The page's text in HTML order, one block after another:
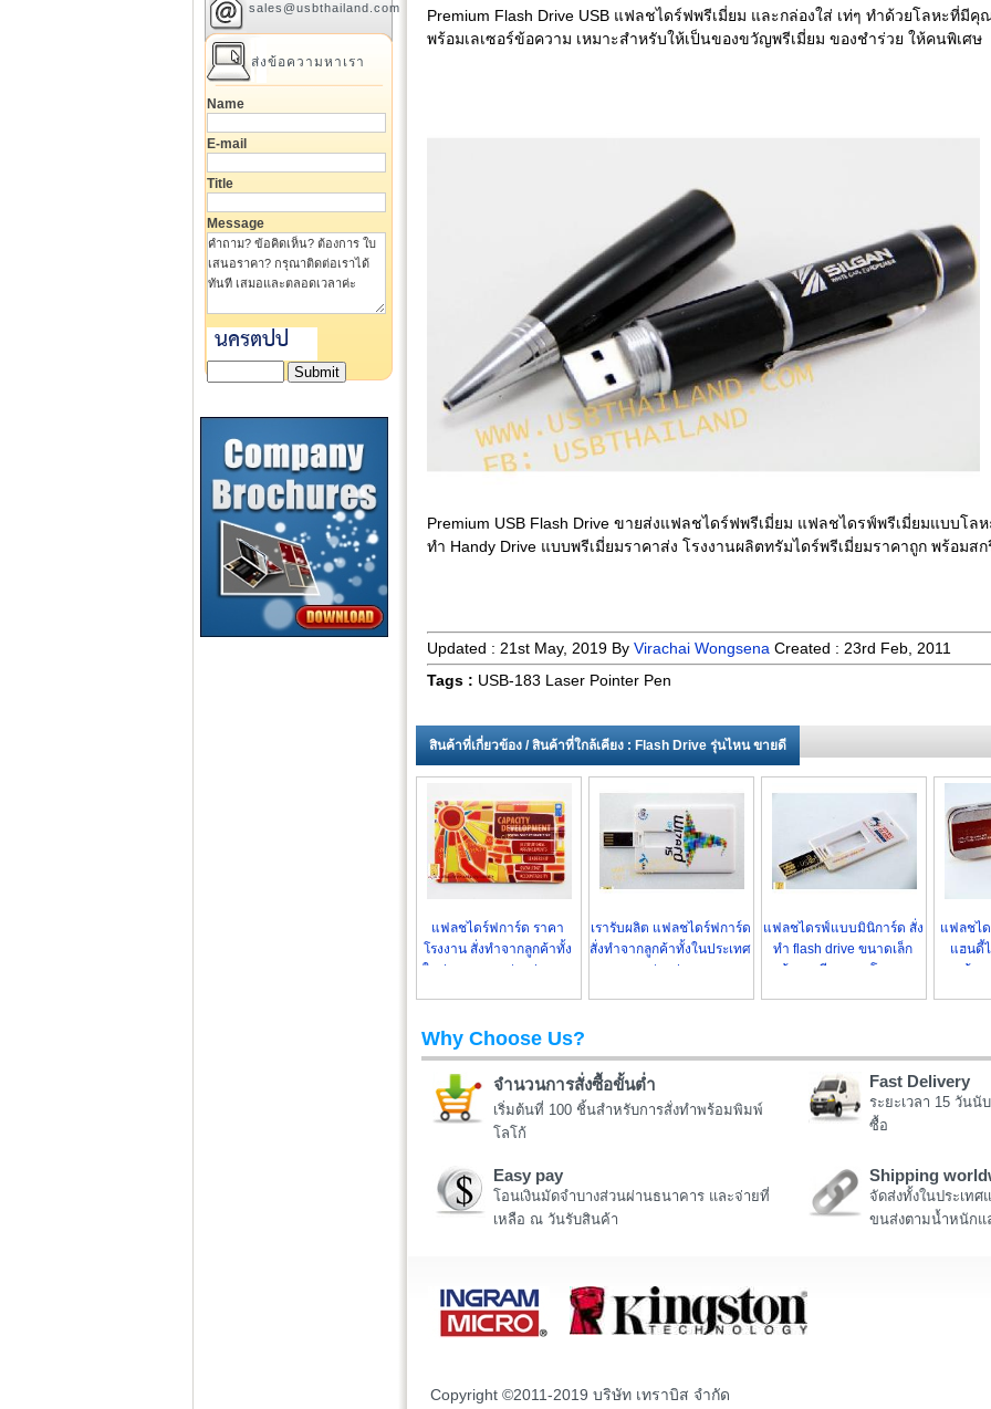
Premium Flash Drive USB แฟลชไดร์ฟพรีเมี่ยม และกล่องใส่ เท่ๆ ทำด้วยโลหะที่มีคุ
พร้อมเลเซอร์ข้อความ เหมาะสำหรับให้เป็นของขวัญพรีเมี่ยม ของชำร่วย ให้คนพิเศษ
Premium USB Flash Drive ขายส่งแฟลชไดร์ฟพรีเมี่ยม แฟลชไดรฟ์พรีเมี่ยมแบบโลห
ทำ Handy Drive แบบพรีเมี่ยมราคาส่ง โรงงานผลิตทรัมไดร์พรีเมี่ยมราคาถูก พร้อมส
Updated : 21st May, 2019 By Virachai Wongsena Created : 23rd Feb, 2011
Tags : USB-183 Laser Pointer Pen
สินค้าที่เกี่ยวข้อง / สินค้าที่ใกล้เคียง : Flash Drive รุ่นไหน ขายดี
แฟลชไดร์ฟการ์ด ราคา
โรงงาน สั่งทำจากลูกค้าทั้ง
ในประเทศและต่างประเทศ
เรารับผลิต แฟลชไดร์ฟการ์ด
สั่งทำจากลูกค้าทั้งในประเทศ
และต่างประเทศ
แฟลชไดรฟ์แบบมินิการ์ด สั่ง
ทำ flash drive ขนาดเล็ก
พร้อมสกรีน ราคาโรงงาน
แฟลชไ
แฮนดี้
พร้อ
Why Choose Us?
จำนวนการสั่งซื้อขั้นต่ำ
เริ่มต้นที่ 100 ชิ้นสำหรับการสั่งทำพร้อมพิมพ์
โลโก้
Fast Delivery
ระยะเวลา 15 วัน
ซื้อ
Easy pay
โอนเงินมัดจำบางส่วนผ่านธนาคาร และจ่ายที่
เหลือ ณ วันรับสินค้า
Shipping
จัดส่งทั้งในประเทศ
ขนส่งตามน้ำหนักแ
Copyright ©2011-2019 บริษัท เทราบิส จำกัด
sales@usbthailand.com
ส่งข้อความหาเรา
Name
E-mail
Title
Message